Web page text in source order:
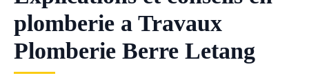
plomberie a Travaux
Plomberie Berre Letang